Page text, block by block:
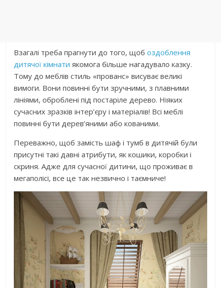
Взагалі треба прагнути до того, щобоздоблення
дитячої кімнати якомога більше нагадувало казку.
Тому до меблів стиль «прованс» висуває великі
вимоги. Вони повинні бути зручними, з плавними
лініями, оброблені під постаріле дерево. Ніяких
сучасних зразків інтер’єру і матеріалів! Всі меблі
повинні бути дерев’яними або кованими.
Переважно, щоб замість шаф і тумб в дитячій були
присутні такі давні атрибути, як кошики, коробки і
скриня. Адже для сучасної дитини, що проживає в
мегаполісі, все це так незвично і таємниче!